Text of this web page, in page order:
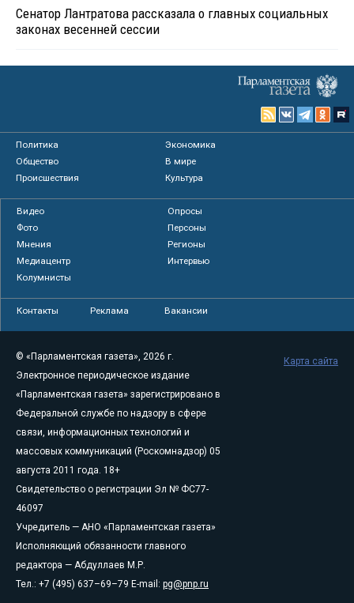
Сенатор Лантратова рассказала о главных социальных
законах весенней сессии
Политика
Экономика
Общество
В мире
Происшествия
Культура
Видео
Опросы
Фото
Персоны
Мнения
Регионы
Медиацентр
Интервью
Колумнисты
Контакты Реклама Вакансии
© «Парламентская газета», 2026 г.
Электронное периодическое издание
«Парламентская газета» зарегистрировано в
Федеральной службе по надзору в сфере
связи, информационных технологий и
массовых коммуникаций (Роскомнадзор) 05
августа 2011 года. 18+
Свидетельство о регистрации Эл № ФС77-
46097
Учредитель — АНО «Парламентская газета»
Исполняющий обязанности главного
редактора — Абдуллаев М.Р.
Тел.: +7 (495) 637–69–79 E-mail: pg@pnp.ru
Карта сайта